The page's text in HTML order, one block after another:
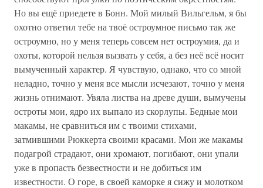
Но вы ещё приедете в Бонн. Мой милый Вильгельм, я бы
охотно ответил тебе на твоё остроумное письмо так же
остроумно, но у меня теперь совсем нет остроумия, да и
охоты, которой нельзя вызвать у себя, а без неё всё носит
вымученный характер. Я чувствую, однако, что со мной
неладно, точно у меня все мысли исчезают, точно у меня
жизнь отнимают. Увяла листва на древе души, вымучены
остроты мои, ядро их выпало из скорлупы. Бедные мои
макамы, не сравниться им с твоими стихами,
затмившими Рюккерта своими красами. Мои же макамы
подагрой страдают, они хромают, погибают, они упали
уже в пропасть безвестности и не добиться им
известности. О горе, в своей каморке я сижу и молотком